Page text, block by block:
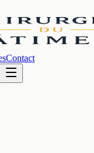
Contact